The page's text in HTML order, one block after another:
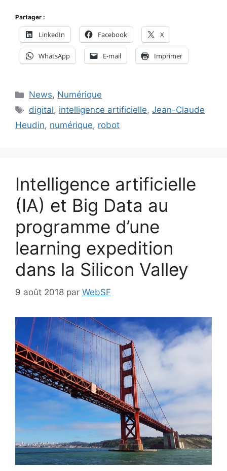
Partager :
LinkedIn Facebook X
WhatsApp E-mail Imprimer
Catégories
News, Numérique
Étiquettes
digital, intelligence artificielle,Jean-Claude
Heudin, numérique, robot
Intelligence artificielle
(IA) et Big Data au
programme d’une
learning expedition
dans la Silicon Valley
9 août 2018 par WebSF